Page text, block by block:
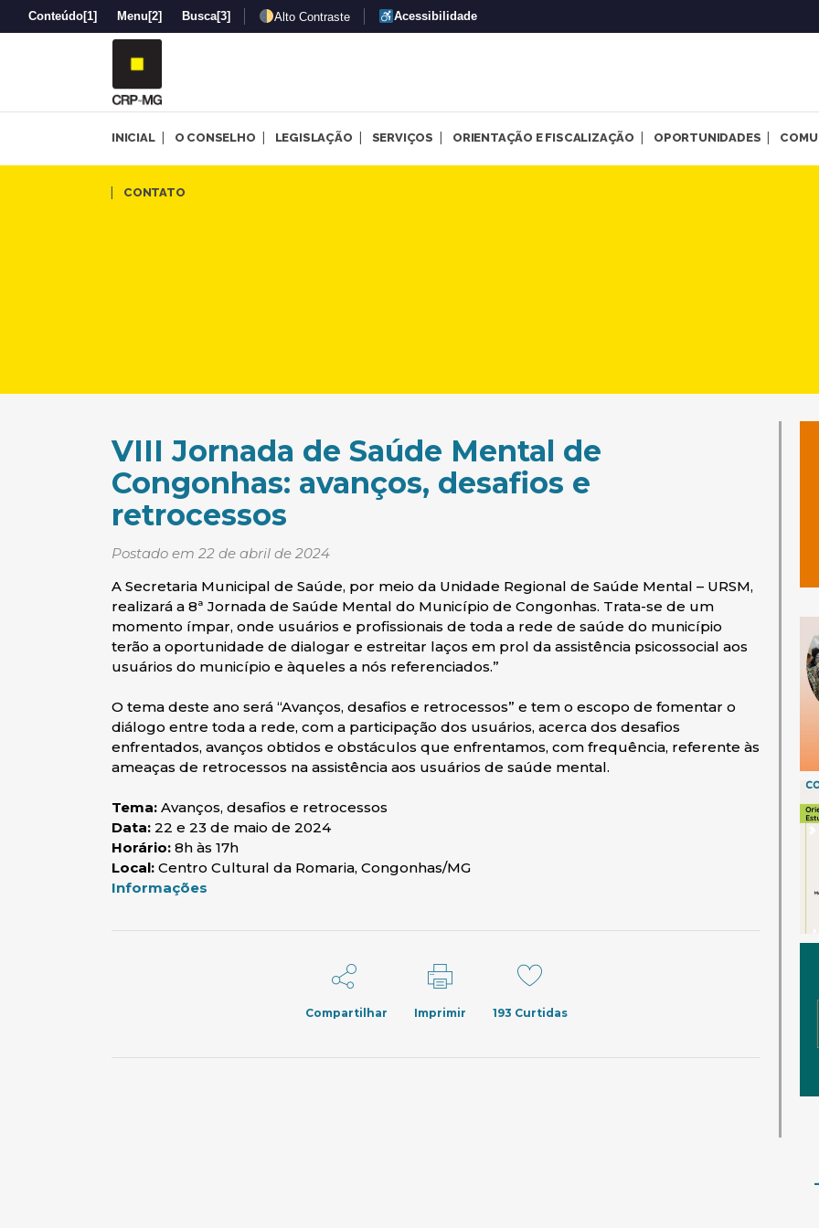
Conteúdo[1] Menu [2] Busca[3] Alto Contraste Acessibilidade
INICIAL O CONSELHO LEGISLAÇÃO SERVIÇOS ORIENTAÇÃO E FISCALIZAÇÃO OPORTUNIDADES
CONTATO
VIII Jornada de Saúde Mental de Congonhas: avanços,
VIII Jornada de Saúde Mental de
Congonhas: avanços, desafios e
retrocessos
Postado em 22 de abril de 2024
A Secretaria Municipal de Saúde, por meio da Unidade Regional de Saúde Mental – URSM,
realizará a 8ª Jornada de Saúde Mental do Município de Congonhas. Trata-se de um
momento ímpar, onde usuários e profissionais de toda a rede de saúde do município
terão a oportunidade de dialogar e estreitar laços em prol da assistência psicossocial aos
usuários do município e àqueles a nós referenciados.”
O tema deste ano será “Avanços, desafios e retrocessos” e tem o escopo de fomentar o
diálogo entre toda a rede, com a participação dos usuários, acerca dos desafios
enfrentados, avanços obtidos e obstáculos que enfrentamos, com frequência, referente às
ameaças de retrocessos na assistência aos usuários de saúde mental.
Tema: Avanços, desafios e retrocessos
Data: 22 e 23 de maio de 2024
Horário: 8h às 17h
Local: Centro Cultural da Romaria, Congonhas/MG
Informações
Compartilhar Imprimir 193 Curtidas